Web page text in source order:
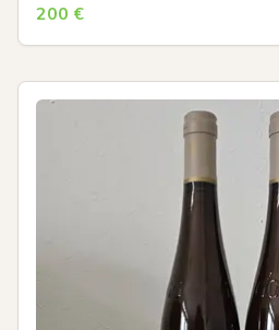
200 €